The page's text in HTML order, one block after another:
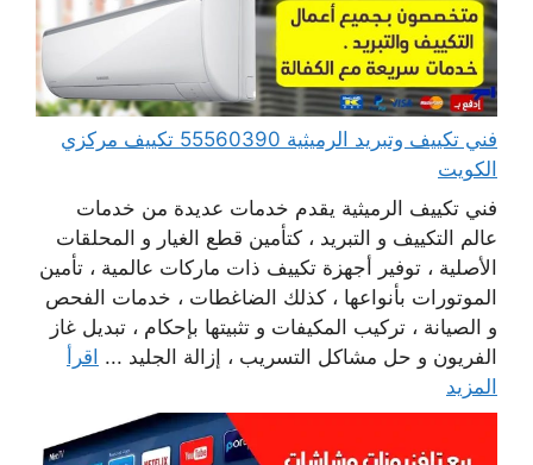
فني تكييف وتبريد الرميثية 55560390 تكييف مركزي
الكويت
فني تكييف الرميثية يقدم خدمات عديدة من خدمات
عالم التكييف و التبريد ، كتأمين قطع الغيار و المحلقات
الأصلية ، توفير أجهزة تكييف ذات ماركات عالمية ، تأمين
الموتورات بأنواعها ، كذلك الضاغطات ، خدمات الفحص
و الصيانة ، تركيب المكيفات و تثبيتها بإحكام ، تبديل غاز
الفريون و حل مشاكل التسريب ، إزالة الجليد ... اقرأ
المزيد